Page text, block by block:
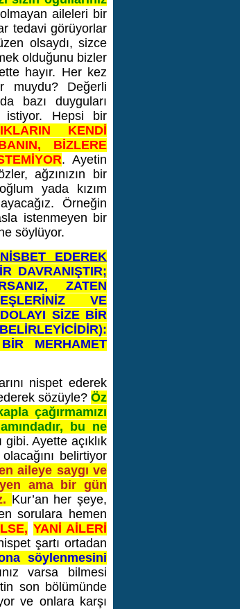
aileleri bir
tedavi görüyorlar
olsaydı, sizce
olduğunu bizler
hayır. Her kez
muydu? Değerli
bazı duyguları
istiyor. Hepsi bir
KENDİ
BİZLERE
. Ayetin
ağzınızın bir
yada kızım
Örneğin
istenmeyen bir
söylüyor.
EDEREK
DAVRANIŞTIR;
ZATEN
VE
SİZE BİR
MERHAMET
nispet ederek
sözüyle? Öz
çağırmamızı
bu ne
Ayette açıklık
belirtiyor
aileye saygı ve
ama bir gün
Kur’an her şeye,
sorulara hemen
YANİ AİLERİ
şartı ortadan
söylenmesini
varsa bilmesi
son bölümünde
ve onlara karşı